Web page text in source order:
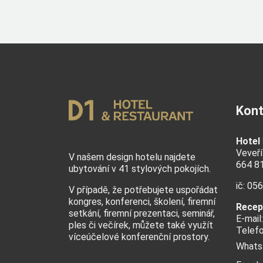
V našem design hotelu najdete
ubytování v 41 stylových pokojích.
V případě, že potřebujete uspořádat
kongres, konferenci, školení, firemní
setkání, firemní prezentaci, seminář,
ples či večírek, můžete také využít
víceúčelové konferenční prostory.
Hotel
664
ič:
E-mail: